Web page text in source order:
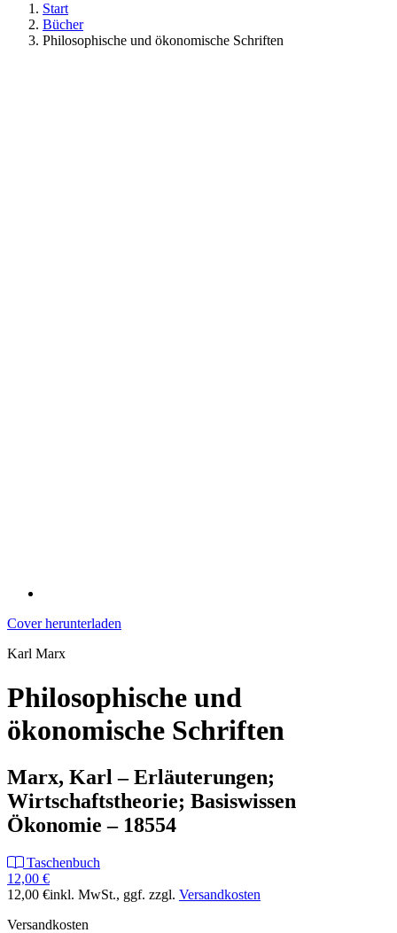
Start
Bücher
Philosophische und ökonomische Schriften
Cover herunterladen
Karl Marx
Philosophische und
ökonomische Schriften
Marx, Karl – Erläuterungen;
Wirtschaftstheorie; Basiswissen
Ökonomie – 18554
Taschenbuch
12,00 €
12,00 €inkl. MwSt., ggf. zzgl. Versandkosten
Versandkosten